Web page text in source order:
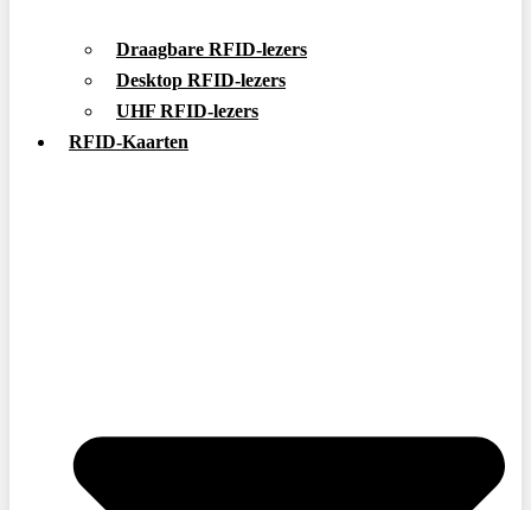
Draagbare RFID-lezers
Desktop RFID-lezers
UHF RFID-lezers
RFID-Kaarten